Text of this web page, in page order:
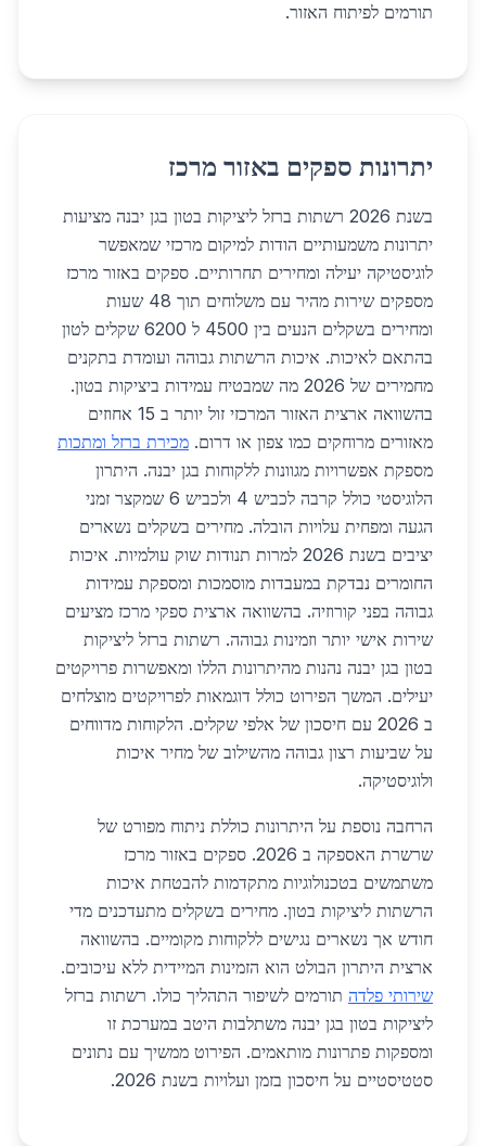
תורמים לפיתוח האזור.
יתרונות ספקים באזור מרכז
בשנת 2026 רשתות ברזל ליציקות בטון בגן יבנה מציעות
יתרונות משמעותיים הודות למיקום מרכזי שמאפשר
לוגיסטיקה יעילה ומחירים תחרותיים. ספקים באזור מרכז
מספקים שירות מהיר עם משלוחים תוך 48 שעות
ומחירים בשקלים הנעים בין 4500 ל 6200 שקלים לטון
בהתאם לאיכות. איכות הרשתות גבוהה ועומדת בתקנים
מחמירים של 2026 מה שמבטיח עמידות ביציקות בטון.
בהשוואה ארצית האזור המרכזי זול יותר ב 15 אחוזים
מאזורים מרוחקים כמו צפון או דרום. מכירת ברזל ומתכות
מספקת אפשרויות מגוונות ללקוחות בגן יבנה. היתרון
הלוגיסטי כולל קרבה לכביש 4 ולכביש 6 שמקצר זמני
הגעה ומפחית עלויות הובלה. מחירים בשקלים נשארים
יציבים בשנת 2026 למרות תנודות שוק עולמיות. איכות
החומרים נבדקת במעבדות מוסמכות ומספקת עמידות
גבוהה בפני קורוזיה. בהשוואה ארצית ספקי מרכז מציעים
שירות אישי יותר וזמינות גבוהה. רשתות ברזל ליציקות
בטון בגן יבנה נהנות מהיתרונות הללו ומאפשרות פרויקטים
יעילים. המשך הפירוט כולל דוגמאות לפרויקטים מוצלחים
ב 2026 עם חיסכון של אלפי שקלים. הלקוחות מדווחים
על שביעות רצון גבוהה מהשילוב של מחיר איכות
ולוגיסטיקה.
הרחבה נוספת על היתרונות כוללת ניתוח מפורט של
שרשרת האספקה ב 2026. ספקים באזור מרכז
משתמשים בטכנולוגיות מתקדמות להבטחת איכות
הרשתות ליציקות בטון. מחירים בשקלים מתעדכנים מדי
חודש אך נשארים נגישים ללקוחות מקומיים. בהשוואה
ארצית היתרון הבולט הוא הזמינות המיידית ללא עיכובים.
שירותי פלדה תורמים לשיפור התהליך כולו. רשתות ברזל
ליציקות בטון בגן יבנה משתלבות היטב במערכת זו
ומספקות פתרונות מותאמים. הפירוט ממשיך עם נתונים
סטטיסטיים על חיסכון בזמן ועלויות בשנת 2026.